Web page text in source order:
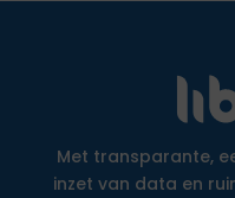
Met transparante,
inzet van data en